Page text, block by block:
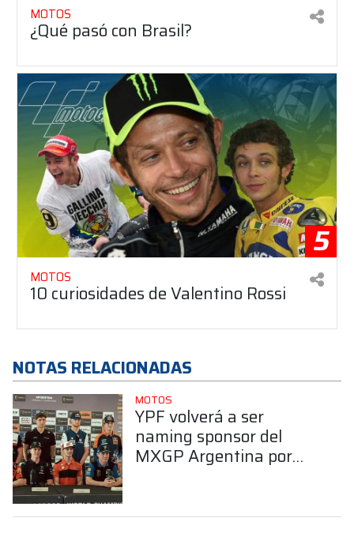
MOTOS
¿Qué pasó con Brasil?
5
MOTOS
10 curiosidades de Valentino Rossi
NOTAS RELACIONADAS
MOTOS
YPF volverá a ser
naming sponsor del
MXGP Argentina por